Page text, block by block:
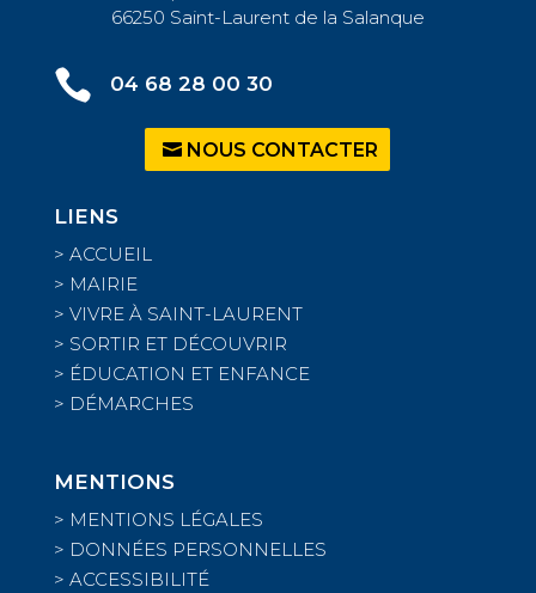
66250 Saint-Laurent de la Salanque
 04 68 28 00 30
NOUS CONTACTER
LIENS
> ACCUEIL
> MAIRIE
> VIVRE À SAINT-LAURENT
> SORTIR ET DÉCOUVRIR
> ÉDUCATION ET ENFANCE
> DÉMARCHES
MENTIONS
> MENTIONS LÉGALES
> DONNÉES PERSONNELLES
> ACCESSIBILITÉ